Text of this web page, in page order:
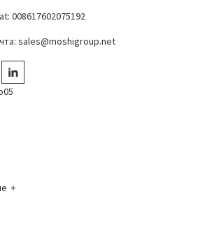
008617602075192
sales@moshigroup.net